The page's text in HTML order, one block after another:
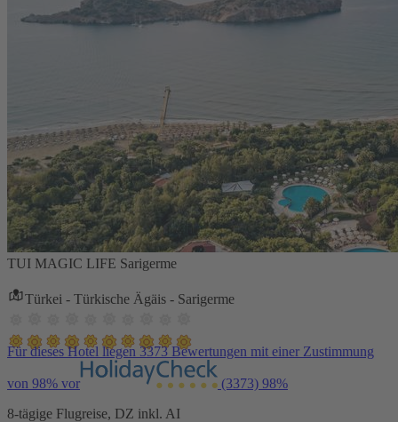
TUI MAGIC LIFE Sarigerme
Türkei - Türkische Ägäis - Sarigerme
Für dieses Hotel liegen 3373 Bewertungen mit einer Zustimmung
von 98% vor (3373) 98%
8-tägige Flugreise, DZ inkl. AI